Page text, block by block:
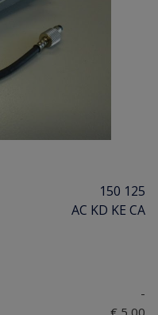
150 125
AC KD KE CA
-
€ 5,00